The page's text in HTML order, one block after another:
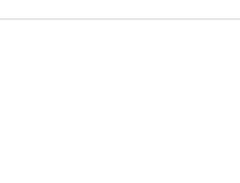
имеет сложную
К береговой линии
Прибрежное дно
дна неровный,
Прибрежная, водная